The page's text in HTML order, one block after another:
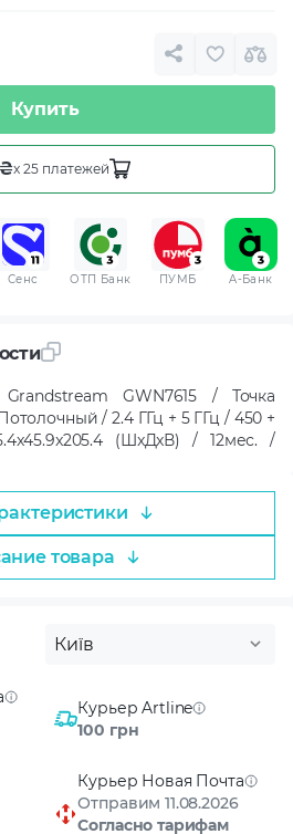
Купить
x 25 платежей
Сенс ОТП Банк ПУМБ A-Банк
GWN7615 / Точка
/ 2.4 ГГц + 5 ГГц / 450 +
(ШxДxВ) / 12мес. /
товара
Київ
Курьер Artline
100 грн
Курьер Новая Почта
Отправим 11.08.2026
Согласно тарифам